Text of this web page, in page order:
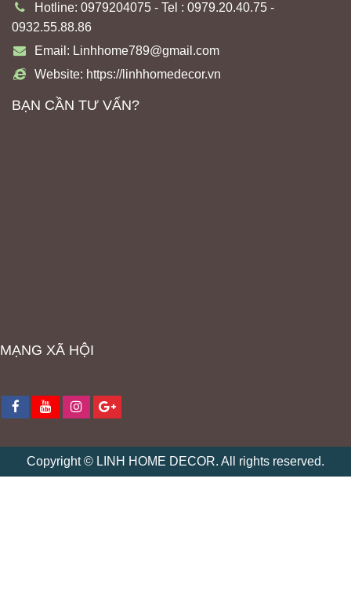
Hotline: 0979204075 - Tel : 0979.20.40.75 -
0932.55.88.86
Email: Linhhome789@gmail.com
Website: https://linhhomedecor.vn
BẠN CẦN TƯ VẤN?
MẠNG XÃ HỘI
Copyright© LINH HOME DECOR. All rights reserved.